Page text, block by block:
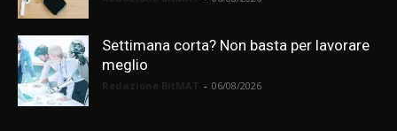
Settimana corta? Non basta per lavorare
meglio
- 06/08/2026